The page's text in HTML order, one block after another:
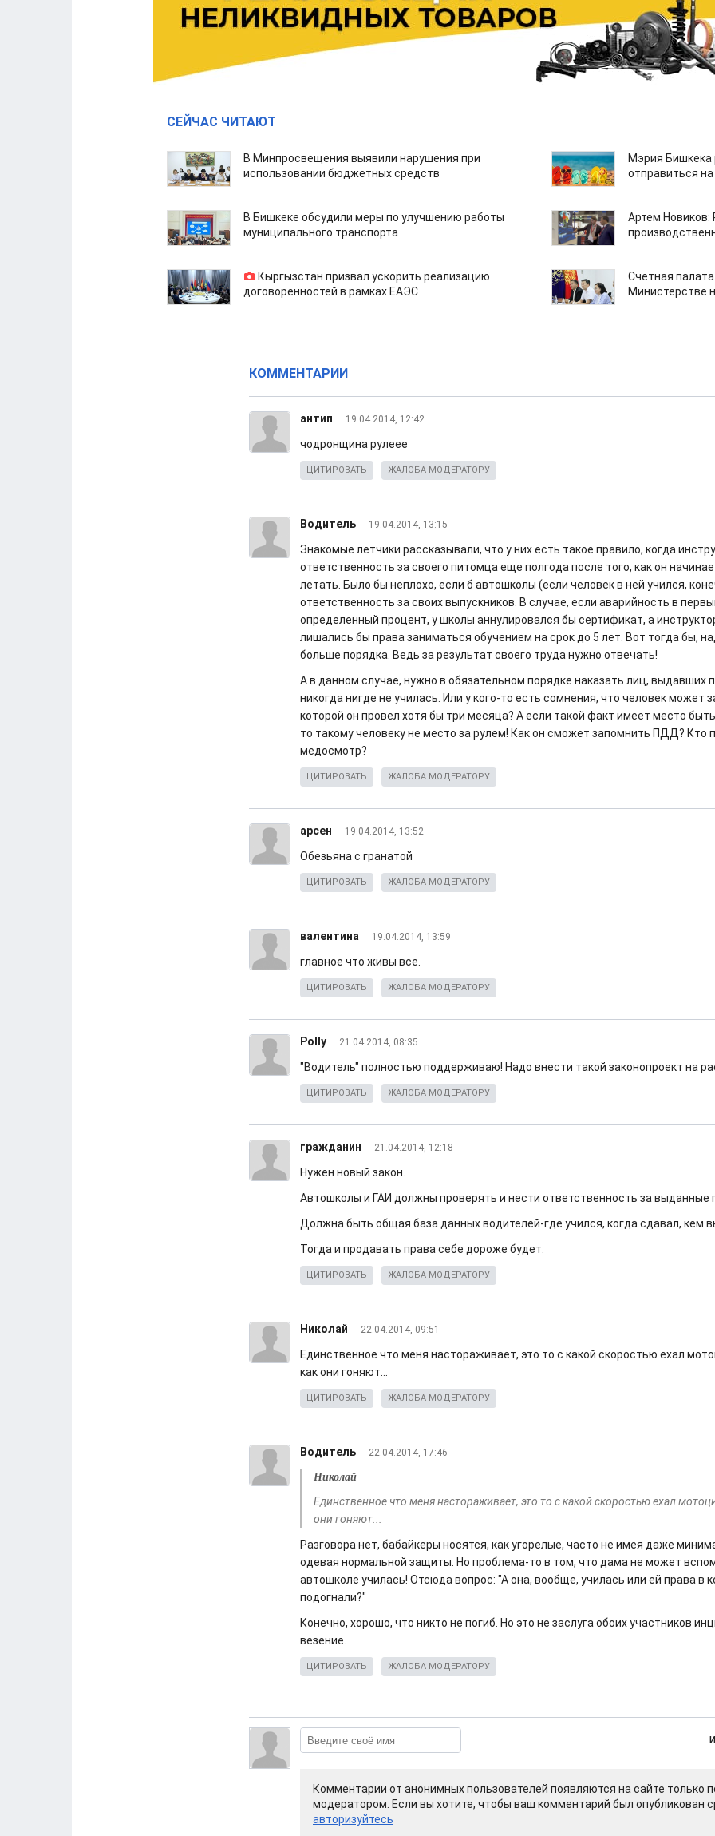
СЕЙЧАС ЧИТАЮТ
В Минпросвещения выявили нарушения при
использовании бюджетных средств
Мэрия Бишкека
отправиться
В Бишкеке обсудили меры по улучшению работы
муниципального транспорта
Артем
Кыргызстан призвал ускорить реализацию
договоренностей в рамках ЕАЭС
Счетная
Министерстве
КОММЕНТАРИИ
антип 19.04.2014, 12:42
чодронщина рулеее
ЦИТИРОВАТЬ ЖАЛОБА МОДЕРАТОРУ
Водитель 19.04.2014, 13:15
Знакомые летчики рассказывали, что у них есть такое правило, когда
ответственность за своего питомца еще полгода после того, как он
летать. Было бы неплохо, если б автошколы (если человек в ней учился,
ответственность за своих выпускников. В случае, если аварийность в
определенный процент, у школы аннулировался бы сертификат, а
лишались бы права заниматься обучением на срок до 5 лет. Вот тогда бы,
больше порядка. Ведь за результат своего труда нужно отвечать!
А в данном случае, нужно в обязательном порядке наказать лиц, выдавших
никогда нигде не училась. Или у кого-то есть сомнения, что человек может
которой он провел хотя бы три месяца? А если такой факт имеет место
то такому человеку не место за рулем! Как он сможет запомнить ПДД? Кто
медосмотр?
ЦИТИРОВАТЬ ЖАЛОБА МОДЕРАТОРУ
арсен 19.04.2014, 13:52
Обезьяна с гранатой
ЦИТИРОВАТЬ ЖАЛОБА МОДЕРАТОРУ
валентина 19.04.2014, 13:59
главное что живы все.
ЦИТИРОВАТЬ ЖАЛОБА МОДЕРАТОРУ
Polly 21.04.2014, 08:35
"Водитель" полностью поддерживаю! Надо внести такой законопроект на
ЦИТИРОВАТЬ ЖАЛОБА МОДЕРАТОРУ
гражданин 21.04.2014, 12:18
Нужен новый закон.
Автошколы и ГАИ должны проверять и нести ответственность за выданные
Должна быть общая база данных водителей-где учился, когда сдавал, кем
Тогда и продавать права себе дороже будет.
ЦИТИРОВАТЬ ЖАЛОБА МОДЕРАТОРУ
Николай 22.04.2014, 09:51
Единственное что меня настораживает, это то с какой скоростью ехал
как они гоняют...
ЦИТИРОВАТЬ ЖАЛОБА МОДЕРАТОРУ
Водитель 22.04.2014, 17:46
Николай
Единственное что меня настораживает, это то с какой скоростью ехал
они гоняют...
Разговора нет, бабайкеры носятся, как угорелые, часто не имея даже
одевая нормальной защиты. Но проблема-то в том, что дама не может
автошколе училась! Отсюда вопрос: "А она, вообще, училась или ей права в
подогнали?"
Конечно, хорошо, что никто не погиб. Но это не заслуга обоих участников
везение.
ЦИТИРОВАТЬ ЖАЛОБА МОДЕРАТОРУ
Комментарии от анонимных пользователей появляются на сайте только
модератором. Если вы хотите, чтобы ваш комментарий был опубликован
авторизуйтесь